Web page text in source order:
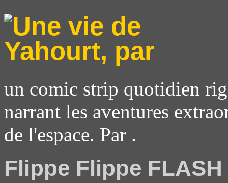
un comic strip quotidien
narrant les aventures
de l'espace. Par .
Flippe Flippe FLASH